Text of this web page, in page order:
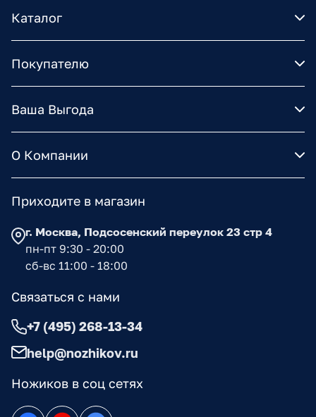
Каталог
Покупателю
Ваша Выгода
О Компании
Ножиков в соц сетях
Приходите в магазин
г. Москва, Подсосенский переулок 23 стр 4
пн-пт 9:30 - 20:00
сб-вс 11:00 - 18:00
Связаться с нами
+7 (495) 268-13-34
help@nozhikov.ru